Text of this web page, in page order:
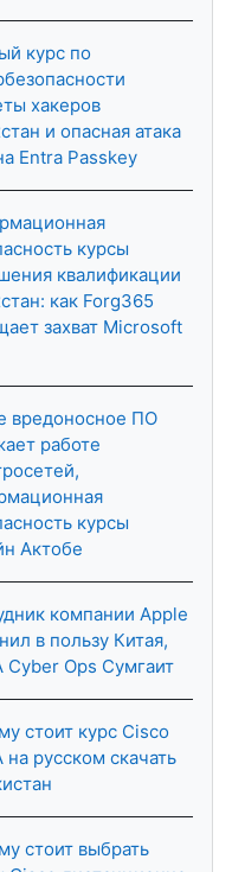
курс по
хакеров
и опасная атака
Entra Passkey
курсы
квалификации
как Forg365
захват Microsoft
вредоносное ПО
работе
курсы
Актобе
компании Apple
в пользу Китая,
Cyber Ops Сумгаит
стоит курс Cisco
на русском скачать
стоит выбрать